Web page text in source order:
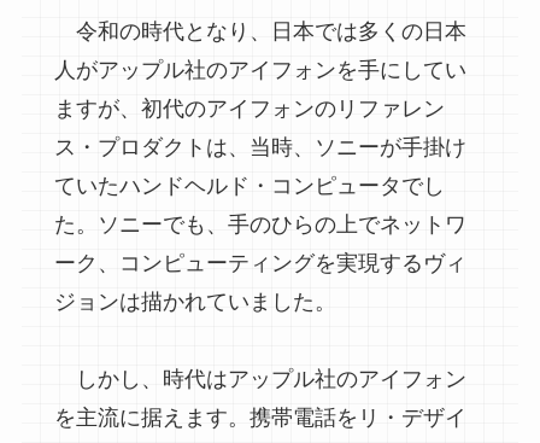
令和の時代となり、日本では多くの日本
人がアップル社のアイフォンを手にしてい
ますが、初代のアイフォンのリファレン
ス・プロダクトは、当時、ソニーが手掛け
ていたハンドヘルド・コンピュータでし
た。ソニーでも、手のひらの上でネットワ
ーク、コンピューティングを実現するヴィ
ジョンは描かれていました。
しかし、時代はアップル社のアイフォン
を主流に据えます。携帯電話をリ・デザイ